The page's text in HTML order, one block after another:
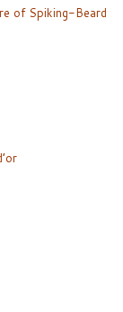
of Spiking-Beard